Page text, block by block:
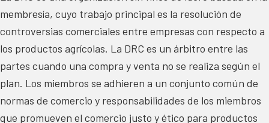
membresía, cuyo trabajo principal es la resolución de
controversias comerciales entre empresas con respecto a
los productos agrícolas. La DRC es un árbitro entre las
partes cuando una compra y venta no se realiza según el
plan. Los miembros se adhieren a un conjunto común de
normas de comercio y responsabilidades de los miembros
que promueven el comercio justo y ético para productos